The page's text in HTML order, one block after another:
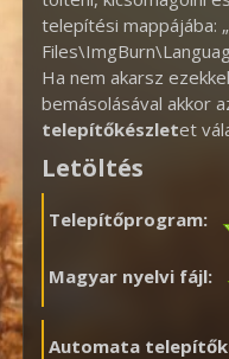
telepítési mappájába:
Ha nem akarsz
bemásolásával akkor
telepítőkészletet
Letöltés
Telepítőprogram:
Magyar nyelvi fájl:
Automata